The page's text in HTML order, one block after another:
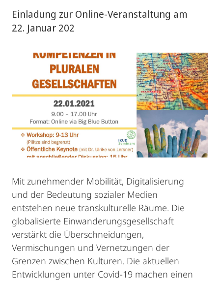
Einladung zur Online-Veranstaltung am
22. Januar 202
Mit zunehmender Mobilität, Digitalisierung
und der Bedeutung sozialer Medien
entstehen neue transkulturelle Räume. Die
globalisierte Einwanderungsgesellschaft
verstärkt die Überschneidungen,
Vermischungen und Vernetzungen der
Grenzen zwischen Kulturen. Die aktuellen
Entwicklungen unter Covid-19 machen einen